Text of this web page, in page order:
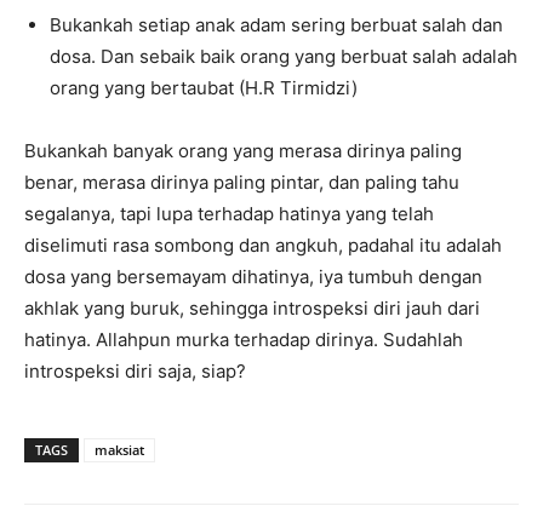
Bukankah setiap anak adam sering berbuat salah dan
dosa. Dan sebaik baik orang yang berbuat salah adalah
orang yang bertaubat (H.R Tirmidzi)
Bukankah banyak orang yang merasa dirinya paling
benar, merasa dirinya paling pintar, dan paling tahu
segalanya, tapi lupa terhadap hatinya yang telah
diselimuti rasa sombong dan angkuh, padahal itu adalah
dosa yang bersemayam dihatinya, iya tumbuh dengan
akhlak yang buruk, sehingga introspeksi diri jauh dari
hatinya. Allahpun murka terhadap dirinya. Sudahlah
introspeksi diri saja, siap?
TAGS maksiat